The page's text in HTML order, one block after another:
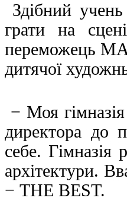
Здібний
грати на
переможець
дитячої
− Моя
директора до
себе.
архітектури.
− THE BEST.